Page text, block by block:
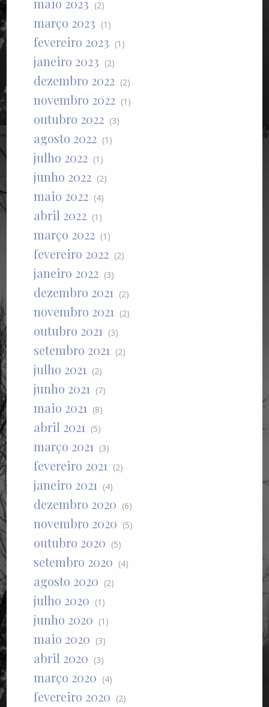
maio 2023 (2)
março 2023 (1)
fevereiro 2023 (1)
janeiro 2023 (2)
dezembro 2022 (2)
novembro 2022 (1)
outubro 2022 (3)
agosto 2022 (1)
julho 2022 (1)
junho 2022 (2)
maio 2022 (4)
abril 2022 (1)
março 2022 (1)
fevereiro 2022 (2)
janeiro 2022 (3)
dezembro 2021 (2)
novembro 2021 (2)
outubro 2021 (3)
setembro 2021 (2)
julho 2021 (2)
junho 2021 (7)
maio 2021 (8)
abril 2021 (5)
março 2021 (3)
fevereiro 2021 (2)
janeiro 2021 (4)
dezembro 2020 (6)
novembro 2020 (5)
outubro 2020 (5)
setembro 2020 (4)
agosto 2020 (2)
julho 2020 (1)
junho 2020 (1)
maio 2020 (3)
abril 2020 (3)
março 2020 (4)
fevereiro 2020 (2)